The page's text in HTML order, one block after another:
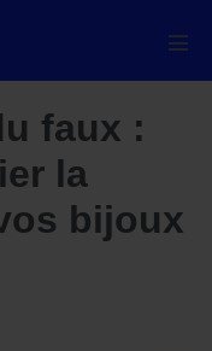
le
faux :
la
bijoux